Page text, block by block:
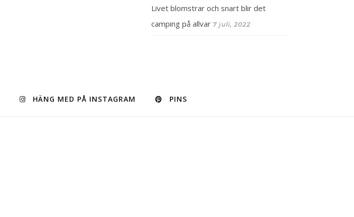
Livet blomstrar och snart blir det
camping på allvar 7 juli, 2022
HÄNG MED PÅ INSTAGRAM PINS